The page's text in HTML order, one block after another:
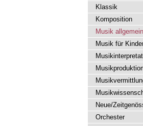
Klassik
Komposition
Musik allgemein
Musik für
Neue/
Orchester